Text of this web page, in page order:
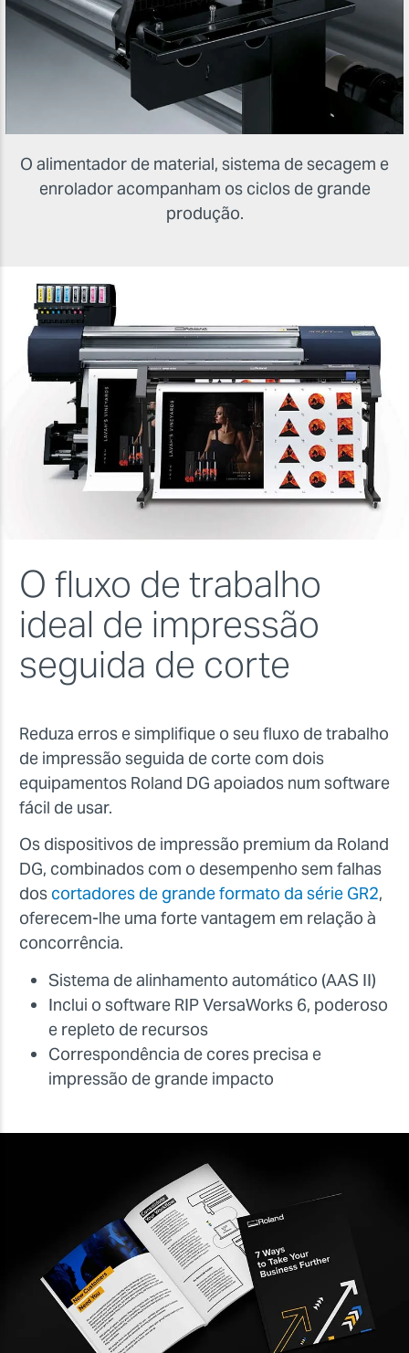
O alimentador de material, sistema de secagem e
enrolador acompanham os ciclos de grande
produção.
O fluxo de trabalho
ideal de impressão
seguida de corte
Reduza erros e simplifique o seu fluxo de trabalho
de impressão seguida de corte com dois
equipamentos Roland DG apoiados num software
fácil de usar.
Os dispositivos de impressão premium da Roland
DG, combinados com o desempenho sem falhas
dos cortadores de grande formato da série GR2,
oferecem-lhe uma forte vantagem em relação à
concorrência.
Sistema de alinhamento automático (AAS II)
Inclui o software RIP VersaWorks 6, poderoso
e repleto de recursos
Correspondência de cores precisa e
impressão de grande impacto